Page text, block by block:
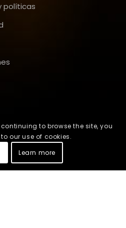
políticas
to browse the site, you
our use of cookies.
Learn more